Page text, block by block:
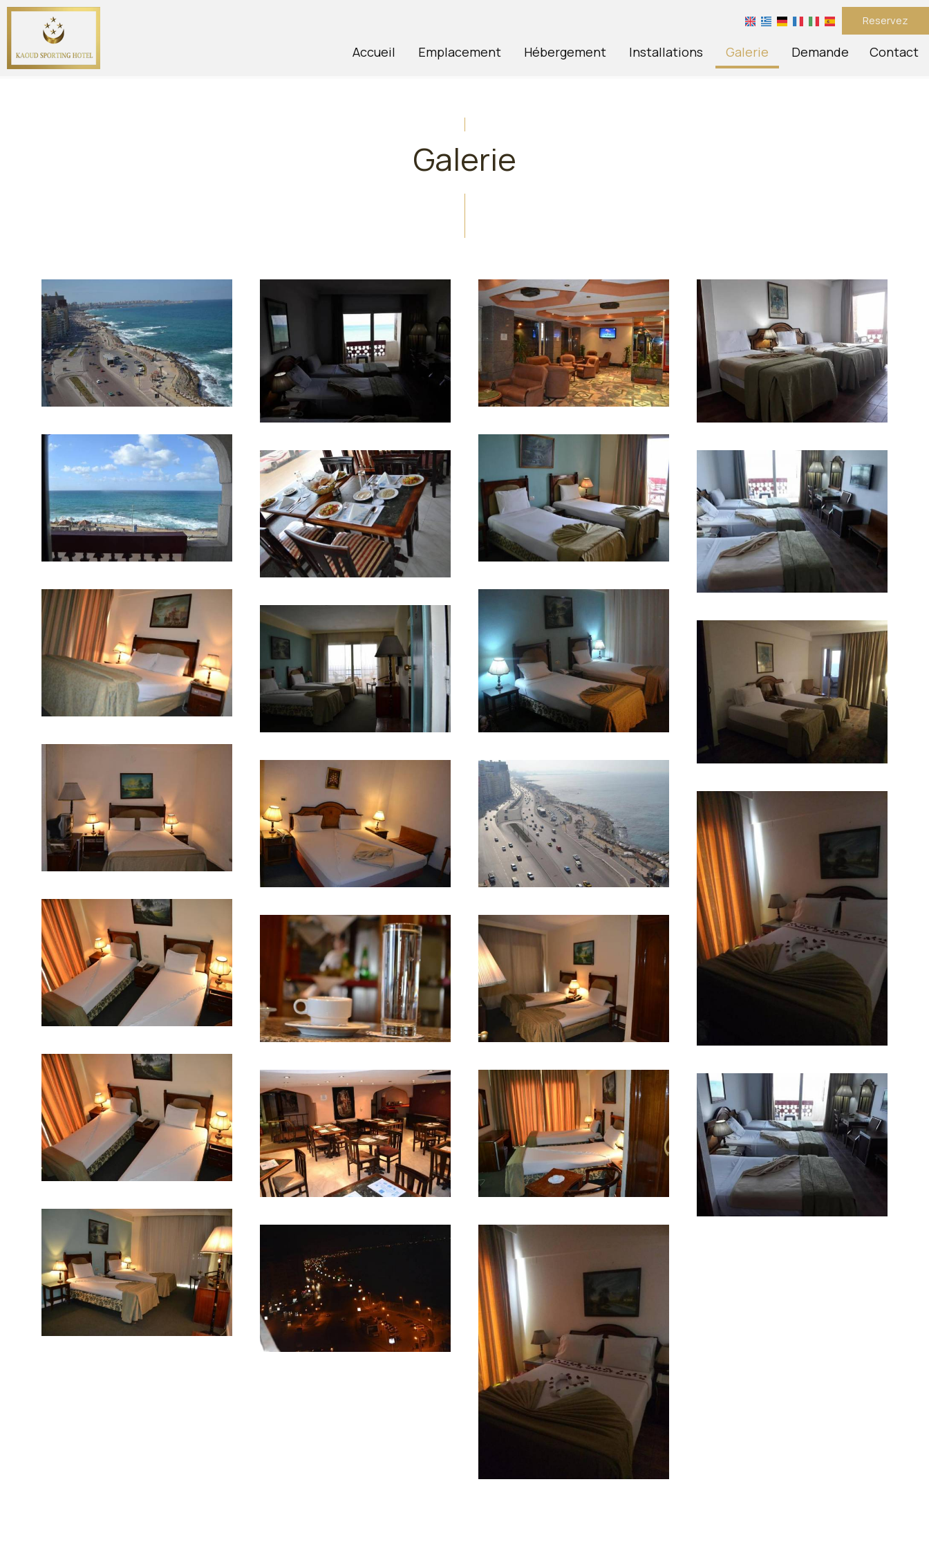
Reservez
Accueil Emplacement Hébergement Installations Galerie Demande Contact
Galerie